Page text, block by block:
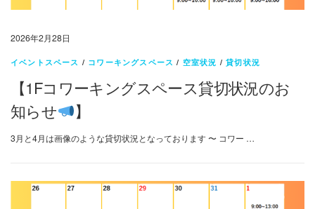
2026年2月28日
イベントスペース / コワーキングスペース / 空室状況 /貸切状況
【1Fコワーキングスペース貸切状況のお
知らせ
】
3月と4月は画像のような貸切状況となっております 〜 コワー …